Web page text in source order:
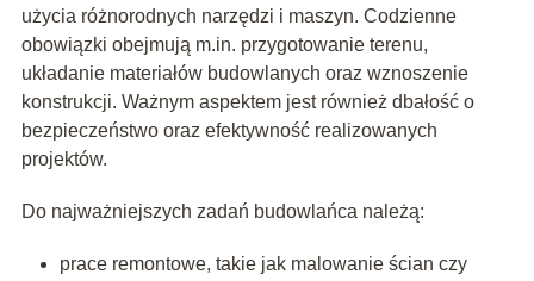
użycia różnorodnych narzędzi i maszyn. Codzienne
obowiązki obejmują m.in. przygotowanie terenu,
układanie materiałów budowlanych oraz wznoszenie
konstrukcji. Ważnym aspektem jest również dbałość o
bezpieczeństwo oraz efektywność realizowanych
projektów.
Do najważniejszych zadań budowlańca należą:
prace remontowe, takie jak malowanie ścian czy